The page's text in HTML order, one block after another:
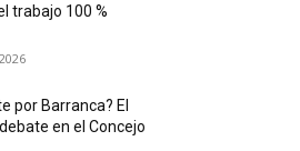
trabajo 100 %
por Barranca? El
en el Concejo